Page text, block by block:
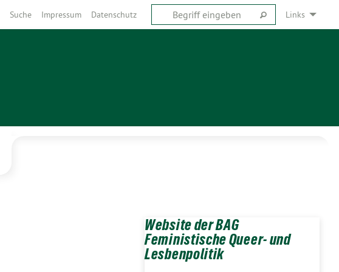
Links
Suche Impressum Datenschutz
Website der BAG
Feministische Queer- und
Lesbenpolitik